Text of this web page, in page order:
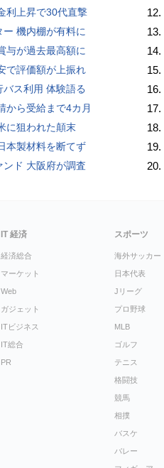
利上昇で30代直撃
ー 機内棚が有料に
与が過去最高額に
で評価額が上振れ
バス利用 体験語る
から受給まで4カ月
に狙われた顛末
本製材料を断てず
ンド 大阪府が調査
12.
13.
14.
15.
16.
17.
18.
19.
20.
IT 経済
経済総合
マーケット
Web
ガジェット
ITビジネス
IT総合
PR
スポーツ
海外サッカー
日本代表
Jリーグ
プロ野球
MLB
ゴルフ
テニス
格闘技
競馬
相撲
バスケ
バレー